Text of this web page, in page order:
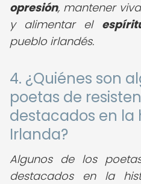
opresión, mantener
y alimentar el
pueblo irlandés.
4. ¿Quiénes son
poetas de
destacados en la
Irlanda?
Algunos de los
destacados en la